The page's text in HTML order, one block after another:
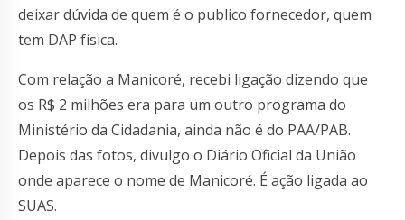
deixar dúvida de quem é o publico fornecedor, quem
tem DAP física.
Com relação a Manicoré, recebi ligação dizendo que
os R$ 2 milhões era para um outro programa do
Ministério da Cidadania, ainda não é do PAA/PAB.
Depois das fotos, divulgo o Diário Oficial da União
onde aparece o nome de Manicoré. É ação ligada ao
SUAS.